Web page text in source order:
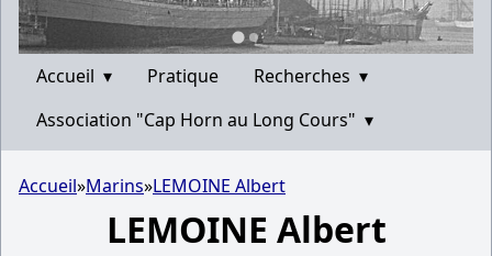
Accueil ▾ Pratique Recherches ▾
Association "Cap Horn au Long Cours" ▾
Accueil»Marins»LEMOINE Albert
LEMOINE Albert